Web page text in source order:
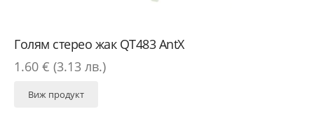
Голям стерео жак QT483 AntX
1.60 € (3.13 лв.)
Виж продукт